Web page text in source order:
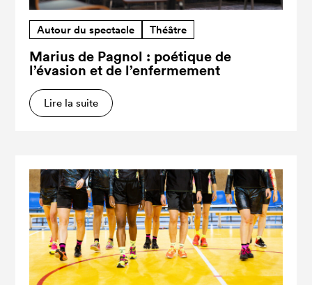
Autour du spectacle Théâtre
Marius de Pagnol : poétique de
l’évasion et de l’enfermement
Lire la suite